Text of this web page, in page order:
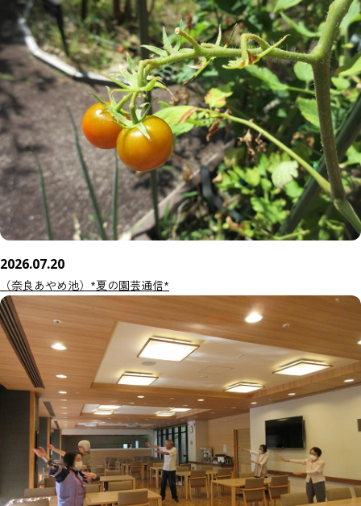
2026.07.20
（奈良あやめ池）*夏の園芸通信*